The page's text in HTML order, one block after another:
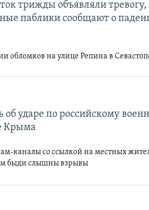
трижды объявляли тревогу,
паблики сообщают о
обломков на улице Репина в
ударе по российскому
Крыма
каналы со ссылкой на местных
быди слышны взрывы